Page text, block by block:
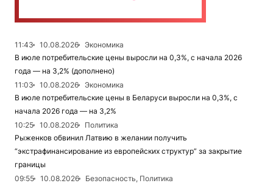
11:43 10.08.2026
Экономика
В июле потребительские цены выросли на 0,3%, с начала 2026
года — на 3,2% (дополнено)
11:03
10.08.2026
Экономика
В июле потребительские цены в Беларуси выросли на 0,3%, с
начала 2026 года — на 3,2%
10:25
10.08.2026
Политика
Рыженков обвинил Латвию в желании получить
“экстрафинансирование из европейских структур” за закрытие
границы
09:55
10.08.2026
Безопасность, Политика